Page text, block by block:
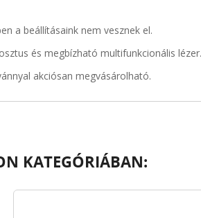
a beállításaink nem vesznek el.
és megbízható multifunkcionális lézer.
akciósan megvásárolható.
KATEGÓRIÁBAN: